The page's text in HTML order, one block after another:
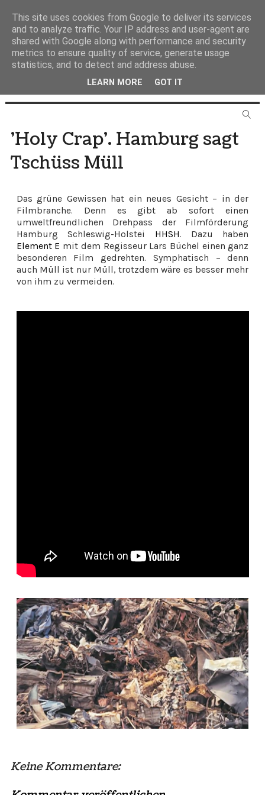
'Holy Crap'. Hamburg sagt
Tschüss Müll
Das grüne Gewissen hat ein neues Gesicht – in der
Filmbranche. Denn es gibt ab sofort einen
umweltfreundlichen Drehpass der Filmförderung
Hamburg Schleswig-Holstei HHSH. Dazu haben
Element E mit dem Regisseur Lars Büchel einen ganz
besonderen Film gedrehten. Symphatisch – denn
auch Müll ist nur Müll, trotzdem wäre es besser mehr
von ihm zu vermeiden.
Keine Kommentare:
This site uses cookies from Google to deliver its services
and to analyze traffic. Your IP address and user-agent are
shared with Google along with performance and security
metrics to ensure quality of service, generate usage
statistics, and to detect and address abuse.
LEARN MORE GOT IT